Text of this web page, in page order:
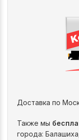
Доставка по
Также мы
города: